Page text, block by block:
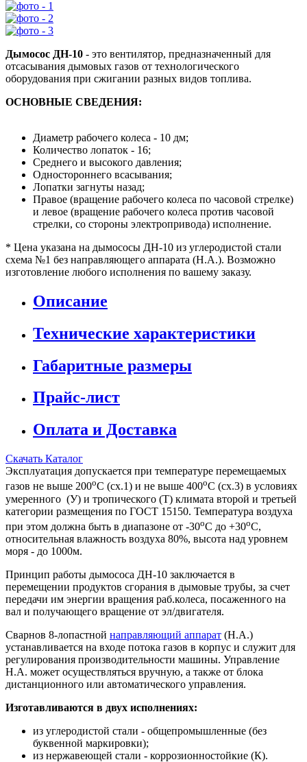
Дымосос ДН-10 - это вентилятор, предназначенный для
отсасывания дымовых газов от технологического
оборудования при сжигании разных видов топлива.
ОСНОВНЫЕ СВЕДЕНИЯ:
Диаметр рабочего колеса - 10 дм;
Количество лопаток - 16;
Среднего и высокого давления;
Одностороннего всасывания;
Лопатки загнуты назад;
Правое (вращение рабочего колеса по часовой стрелке)
и левое (вращение рабочего колеса против часовой
стрелки, со стороны электропривода) исполнение.
* Цена указана на дымососы ДН-10 из углеродистой стали
схема №1 без направляющего аппарата (Н.А.). Возможно
изготовление любого исполнения по вашему заказу.
Описание
Технические характеристики
Габаритные размеры
Прайс-лист
Оплата и Доставка
Скачать Каталог
Эксплуатация допускается при температуре перемещаемых
газов не выше 200оС (сх.1) и не выше 400оС (сх.3) в условиях
умеренного (У) и тропического (Т) климата второй и третьей
категории размещения по ГОСТ 15150. Температура воздуха
при этом должна быть в диапазоне от -30оС до +30оС,
относительная влажность воздуха 80%, высота над уровнем
моря - до 1000м.
Принцип работы дымососа ДН-10 заключается в
перемещении продуктов сгорания в дымовые трубы, за счет
передачи им энергии вращения раб.колеса, посаженного на
вал и получающего вращение от эл/двигателя.
Сварнов 8-лопастной направляющий аппарат (Н.А.)
устанавливается на входе потока газов в корпус и служит для
регулирования производительности машины. Управление
Н.А. может осуществляться вручную, а также от блока
дистанционного или автоматического управления.
Изготавливаются в двух исполнениях:
из углеродистой стали - общепромышленные (без
буквенной маркировки);
из нержавеющей стали - коррозионностойкие (К).